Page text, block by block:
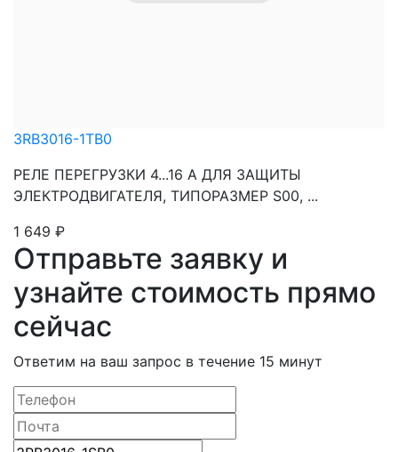
3RB3016-1TB0
РЕЛЕ ПЕРЕГРУЗКИ 4...16 A ДЛЯ ЗАЩИТЫ
ЭЛЕКТРОДВИГАТЕЛЯ, ТИПОРАЗМЕР S00, ...
1 649 ₽
Отправьте заявку и
узнайте стоимость прямо
сейчас
Ответим на ваш запрос в течение 15 минут